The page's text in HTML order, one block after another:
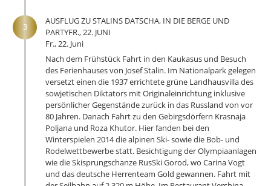
3
AUSFLUG ZU STALINS DATSCHA, IN DIE BERGE UND
PARTYFR., 22. JUNI
Fr., 22. Juni
Nach dem Frühstück Fahrt in den Kaukasus und Besuch
des Ferienhauses von Josef Stalin. Im Nationalpark gelegen
versetzt einen die 1937 errichtete grüne Landhausvilla des
sowjetischen Diktators mit Originaleinrichtung inklusive
persönlicher Gegenstände zurück in das Russland von vor
80 Jahren. Danach Fahrt zu den Gebirgsdörfern Krasnaja
Poljana und Roza Khutor. Hier fanden bei den
Winterspielen 2014 die alpinen Ski- sowie die Bob- und
Rodelwettbewerbe statt. Besichtigung der Olympiaanlagen
wie die Skisprungschanze RusSki Gorod, wo Carina Vogt
und das deutsche Herrenteam Gold gewannen. Fahrt mit